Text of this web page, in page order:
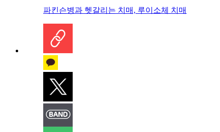
파킨슨병과 헷갈리는 치매, 루이소체 치매